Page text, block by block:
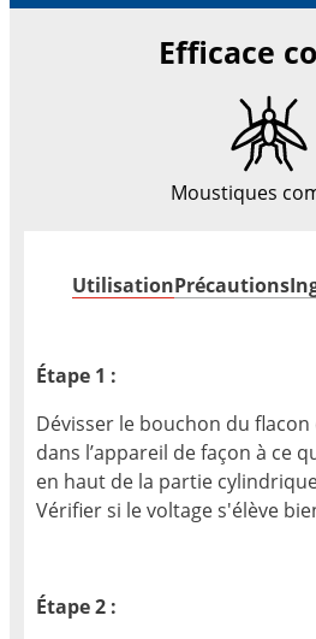
Efficace
Moustiques
UtilisationPrécautions
Étape 1 :
Dévisser le bouchon du
dans l’appareil de façon à ce
en haut de la partie
Vérifier si le voltage s'élève
Étape 2 :